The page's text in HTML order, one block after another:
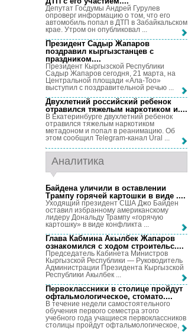
Депутат Госдумы Андрей Гурулев
опроверг информацию о том, что его
автомобиль попал в ДТП в Забайкальском
крае. Утром он опубликовал ...
Президент Садыр Жапаров
поздравил кыргызстанцев с
праздником....
Президент Кыргызской Республики
Садыр Жапаров сегодня, 21 марта, на
Центральной площади «Ала-Тоо»
выступил с поздравительной речью ...
Двухлетний российский ребенок
отравился тяжелым наркотиком и....
В Екатеринбурге двухлетний ребенок
отравился тяжелым наркотиком
метадоном и попал в реанимацию. Об
этом сообщил Telegram-канал Ural ...
Аналитика
Байдена уличили в оставлении
Трампу горячей картошки в виде ....
Уходящий президент США Джо Байден
оставил избранному американскому
лидеру Дональду Трампу «горячую
картошку» в виде конфликта ...
Глава Кабмина Акылбек Жапаров
ознакомился с ходом строительс....
Председатель Кабинета Министров
Кыргызской Республики — Руководитель
Администрации Президента Кыргызской
Республики Акылбек ...
Первоклассники в столице пройдут
офтальмологическое, стомато....
В течение недели самостоятельного
обучения первого семестра этого
учебного года учащиеся первоклассников
столицы пройдут офтальмологическое, ...